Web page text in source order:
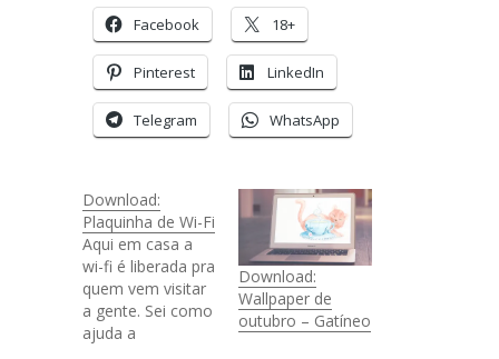
Facebook 18+
Pinterest LinkedIn
Telegram WhatsApp
Download:
Plaquinha de Wi-Fi
Aqui em casa a
wi-fi é liberada pra
quem vem visitar
a gente. Sei como
ajuda a
Download:
Wallpaper de
outubro – Gatíneo